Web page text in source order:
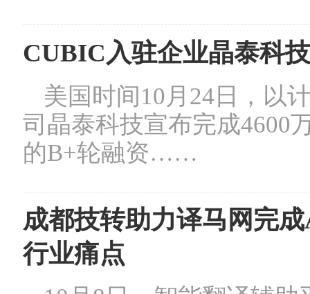
CUBIC入驻企业晶泰科
美国时间10月24日，以
司晶泰科技宣布完成4600
的B+轮融资……
成都技转助力译马网完
行业痛点